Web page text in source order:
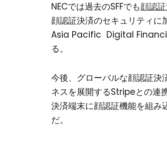
NECでは過去のSFFでも顔認
顔認証決済のセキュリティに
Asia Pacific Digital
る。
今後、グローバルな顔認証決
ネスを展開するStripeとの連
決済端末に顔認証機能を組み
だ。